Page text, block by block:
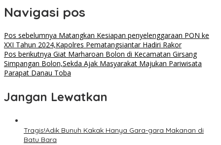
Navigasi pos
Pos sebelumnya Matangkan Kesiapan penyelenggaraan PON ke
XXI Tahun 2024,Kapolres Pematangsiantar Hadiri Rakor
Pos berikutnya Giat Marharoan Bolon di Kecamatan Girsang
Simpangan Bolon,Sekda Ajak Masyarakat Majukan Pariwisata
Parapat Danau Toba
Jangan Lewatkan
Tragis!Adik Bunuh Kakak Hanya Gara-gara Makanan di
Batu Bara